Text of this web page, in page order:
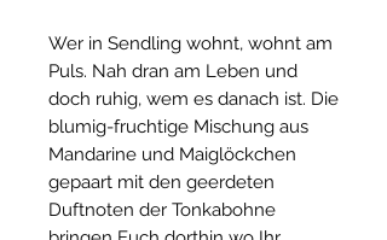
Wer in Sendling wohnt, wohnt am
Puls. Nah dran am Leben und
doch ruhig, wem es danach ist. Die
blumig-fruchtige Mischung aus
Mandarine und Maiglöckchen
gepaart mit den geerdeten
Duftnoten der Tonkabohne